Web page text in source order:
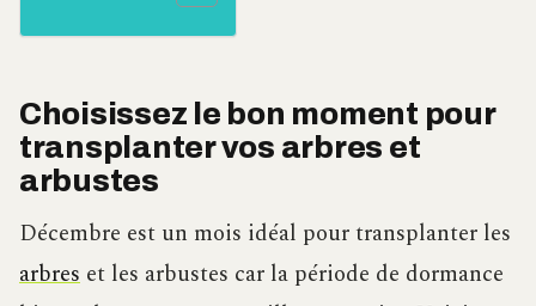
Choisissez le bon moment pour
transplanter vos arbres et
arbustes
Décembre est un mois idéal pour transplanter les
arbres et les arbustes car la période de dormance